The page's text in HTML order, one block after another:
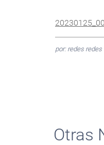
por: redes redes
Otras